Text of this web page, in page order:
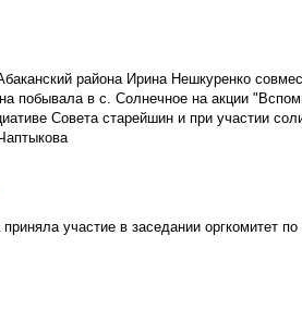
района Ирина Нешкуренко
побывала в с. Солнечное на акции
Совета старейшин и при участии
участие в заседании оргкомитет по